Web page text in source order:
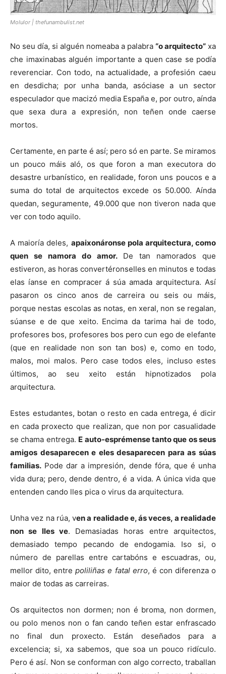
Molulor | thefunambulist.net
No seu día, si alguén nomeaba a palabra “o arquitecto” xa
che imaxinabas alguén importante a quen case se podía
reverenciar. Con todo, na actualidade, a profesión caeu
en desdicha; por unha banda, asóciase a un sector
especulador que macizó media España e, por outro, aínda
que sexa dura a expresión, non teñen onde caerse
mortos.
Certamente, en parte é así; pero só en parte. Se miramos
un pouco máis aló, os que foron a man executora do
desastre urbanístico, en realidade, foron uns poucos e a
suma do total de arquitectos excede os 50.000. Aínda
quedan, seguramente, 49.000 que non tiveron nada que
ver con todo aquilo.
A maioría deles, apaixonáronse pola arquitectura, como
quen se namora do amor.De tan namorados que
estiveron, as horas convertéronselles en minutos e todas
elas íanse en compracer á súa amada arquitectura. Así
pasaron os cinco anos de carreira ou seis ou máis,
porque nestas escolas as notas, en xeral, non se regalan,
súanse e de que xeito. Encima da tarima hai de todo,
profesores bos, profesores bos pero cun ego de elefante
(que en realidade non son tan bos) e, como en todo,
malos, moi malos. Pero case todos eles, incluso estes
últimos, ao seu xeito están hipnotizados pola
arquitectura.
Estes estudantes, botan o resto en cada entrega, é dicir
en cada proxecto que realizan, que non por casualidade
se chama entrega. E auto-esprémense tanto que os seus
amigos desaparecen e eles desaparecen para as súas
familias. Pode dar a impresión, dende fóra, que é unha
vida dura; pero, dende dentro, é a vida. A única vida que
entenden cando lles pica o virus da arquitectura.
Unha vez na rúa, ven a realidade e, ás veces, a realidade
non se lles ve. Demasiadas horas entre arquitectos,
demasiado tempo pecando de endogamia. Iso si, o
número de parellas entre cartabóns e escuadras, ou,
mellor dito, entrepoliliñas e fatal erro, é con diferenza o
maior de todas as carreiras.
Os arquitectos non dormen; non é broma, non dormen,
ou polo menos non o fan cando teñen estar enfrascado
no final dun proxecto. Están deseñados para a
excelencia; si, xa sabemos, que soa un pouco ridículo.
Pero é así. Non se conforman con algo correcto, traballan